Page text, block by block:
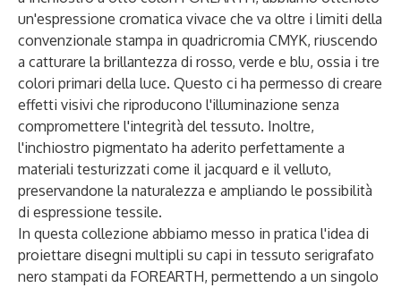
un'espressione cromatica vivace che va oltre i limiti della
convenzionale stampa in quadricromia CMYK, riuscendo
a catturare la brillantezza di rosso, verde e blu, ossia i tre
colori primari della luce. Questo ci ha permesso di creare
effetti visivi che riproducono l'illuminazione senza
compromettere l'integrità del tessuto. Inoltre,
l'inchiostro pigmentato ha aderito perfettamente a
materiali testurizzati come il jacquard e il velluto,
preservandone la naturalezza e ampliando le possibilità
di espressione tessile.
In questa collezione abbiamo messo in pratica l'idea di
proiettare disegni multipli su capi in tessuto serigrafato
nero stampati da FOREARTH, permettendo a un singolo